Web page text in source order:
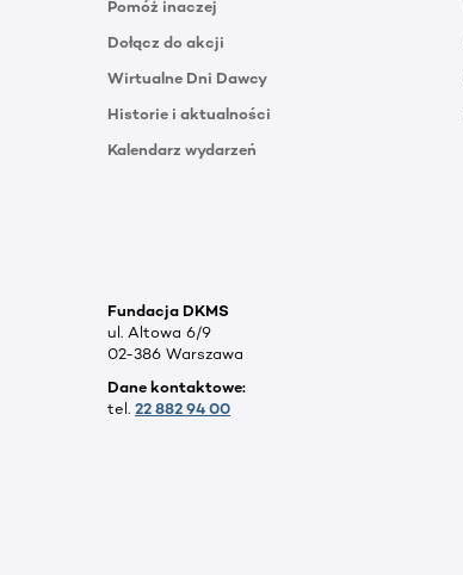
Pomóż inaczej
Dołącz do akcji
Wirtualne Dni Dawcy
Historie i aktualności
Kalendarz wydarzeń
Fundacja DKMS
ul. Altowa 6/9
02-386 Warszawa
Dane kontaktowe:
tel. 22 882 94 00